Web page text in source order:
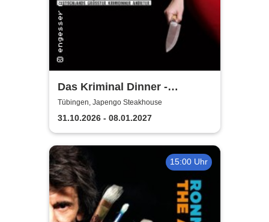
Das Kriminal Dinner -
Sherlock Holmes
Tübingen, Japengo Steakhouse
31.10.2026 - 08.01.2027
15:00 Uhr